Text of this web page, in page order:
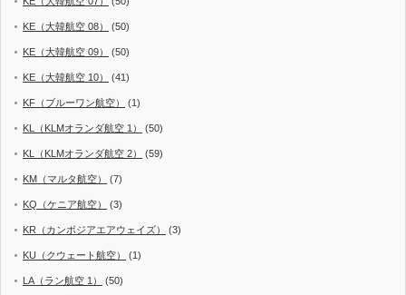
KE（大韓航空 08） (50)
KE（大韓航空 09） (50)
KE（大韓航空 10） (41)
KF（ブルーワン航空） (1)
KL（KLMオランダ航空 1） (50)
KL（KLMオランダ航空 2） (59)
KM（マルタ航空） (7)
KQ（ケニア航空） (3)
KR（カンボジアエアウェイズ） (3)
KU（クウェート航空） (1)
LA（ラン航空 1） (50)